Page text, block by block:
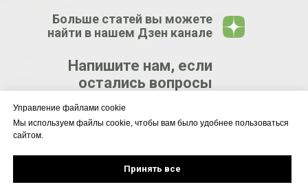
Управление файлами cookie
Мы используем файлы cookie, чтобы вам было удобнее пользоваться
сайтом.
Принять все
Напишите нам, если
остались вопросы
КРУПНЕЙШИЙ
ГРИЛЕЙ
Больше статей вы можете
найти в нашем Дзен канале